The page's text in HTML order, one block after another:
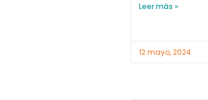
Leer más »
12 mayo, 2024